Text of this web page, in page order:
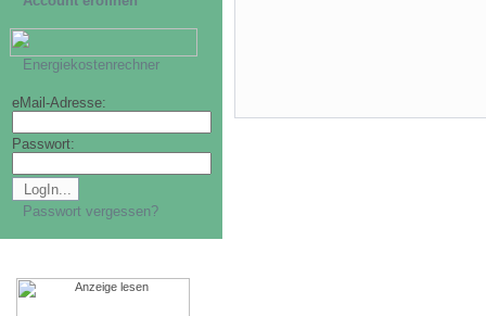
Energiekostenrechner
eMail-Adresse:
Passwort:
Passwort vergessen?